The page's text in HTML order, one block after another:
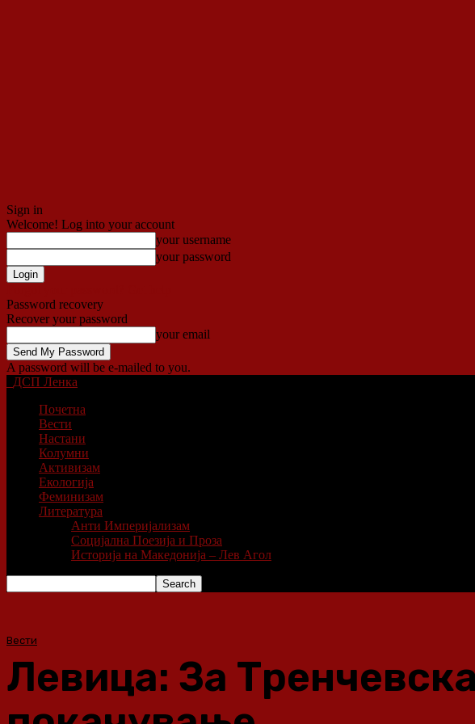
Sign in
Welcome! Log into your account
your username
your password
Password recovery
Recover your password
your email
A password will be e-mailed to you.
ДСП Ленка
Почетна
Вести
Настани
Колумни
Активизам
Екологија
Феминизам
Литература
Анти Империјализам
Социјална Поезија и Проза
Историја на Македонија – Лев Агол
Вести
Левица: За